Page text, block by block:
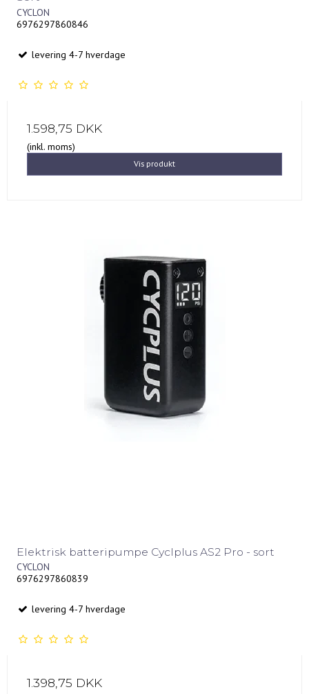
CYCLON
6976297860846
levering 4-7 hverdage
1.598,75 DKK
(inkl. moms)
Vis produkt
Elektrisk batteripumpe Cyclplus AS2 Pro - sort
CYCLON
6976297860839
levering 4-7 hverdage
1.398,75 DKK